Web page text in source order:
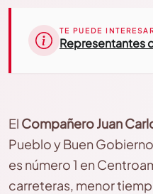
TE PUEDE
Representantes
El Compañero Juan
Pueblo y Buen
es número 1 en
carreteras, menor